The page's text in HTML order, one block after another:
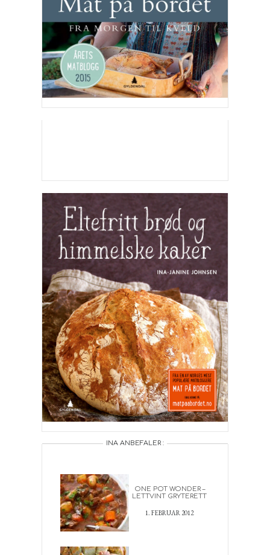
INA ANBEFALER :
ONE POT WONDER –
LETTVINT GRYTERETT
1. FEBRUAR 2012